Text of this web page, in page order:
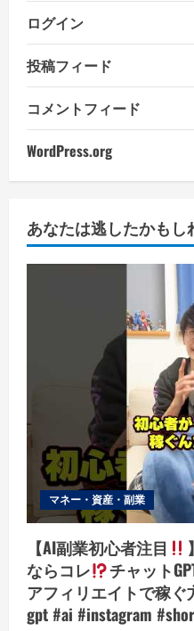
ログイン
投稿フィード
コメントフィード
WordPress.org
あなたは逃したかもし
マネー・資産・副業
【AI副業初心者注目
ならコレ
チャット
アフィリエイトで稼ぐ
gpt #ai #instagram